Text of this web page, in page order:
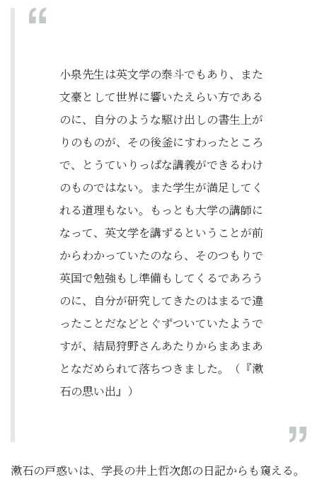
小泉先生は英文学の泰斗でもあり、また
文豪として世界に響いたえらい方である
のに、自分のような駆け出しの書生上が
りのものが、その後釜にすわったところ
で、とうていりっぱな講義ができるわけ
のものではない。また学生が満足してく
れる道理もない。もっとも大学の講師に
なって、英文学を講ずるということが前
からわかっていたのなら、そのつもりで
英国で勉強もし準備もしてくるであろう
のに、自分が研究してきたのはまるで違
ったことだなどとぐずついていたようで
すが、結局狩野さんあたりからまあまあ
となだめられて落ちつきました。（『漱
石の思い出』）
漱石の戸惑いは、学長の井上哲次郎の日記からも窺える。